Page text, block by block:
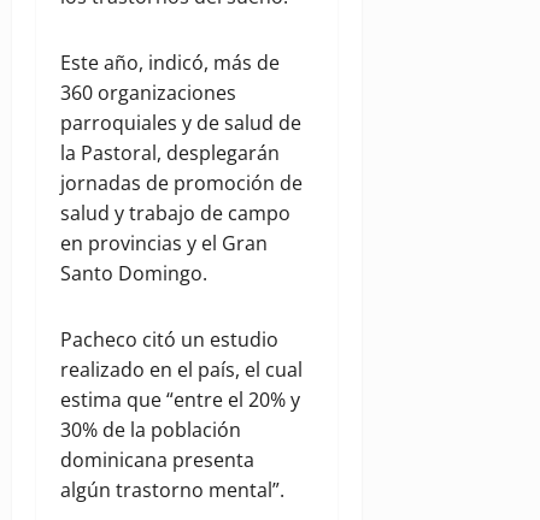
Este año, indicó, más de
360 organizaciones
parroquiales y de salud de
la Pastoral, desplegarán
jornadas de promoción de
salud y trabajo de campo
en provincias y el Gran
Santo Domingo.
Pacheco citó un estudio
realizado en el país, el cual
estima que “entre el 20% y
30% de la población
dominicana presenta
algún trastorno mental”.